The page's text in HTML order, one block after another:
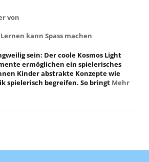
kann Spass machen
sein: Der coole Kosmos Light
ermöglichen ein spielerisches
Kinder abstrakte Konzepte wie
spielerisch begreifen. So bringt Mehr